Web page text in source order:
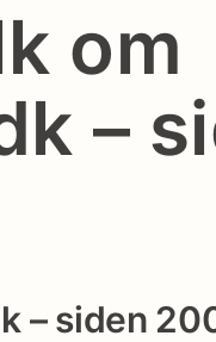
om
–
– siden